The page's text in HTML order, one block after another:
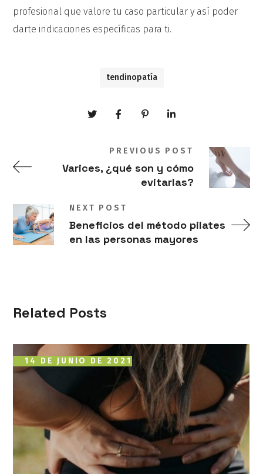
profesional que valore tu caso particular y así poder
darte indicaciones específicas para ti.
tendinopatía
PREVIOUS POST
Varices, ¿qué son y cómo
evitarlas?
NEXT POST
Beneficios del método pilates
en las personas mayores
Related Posts
14 DE JUNIO DE 2021